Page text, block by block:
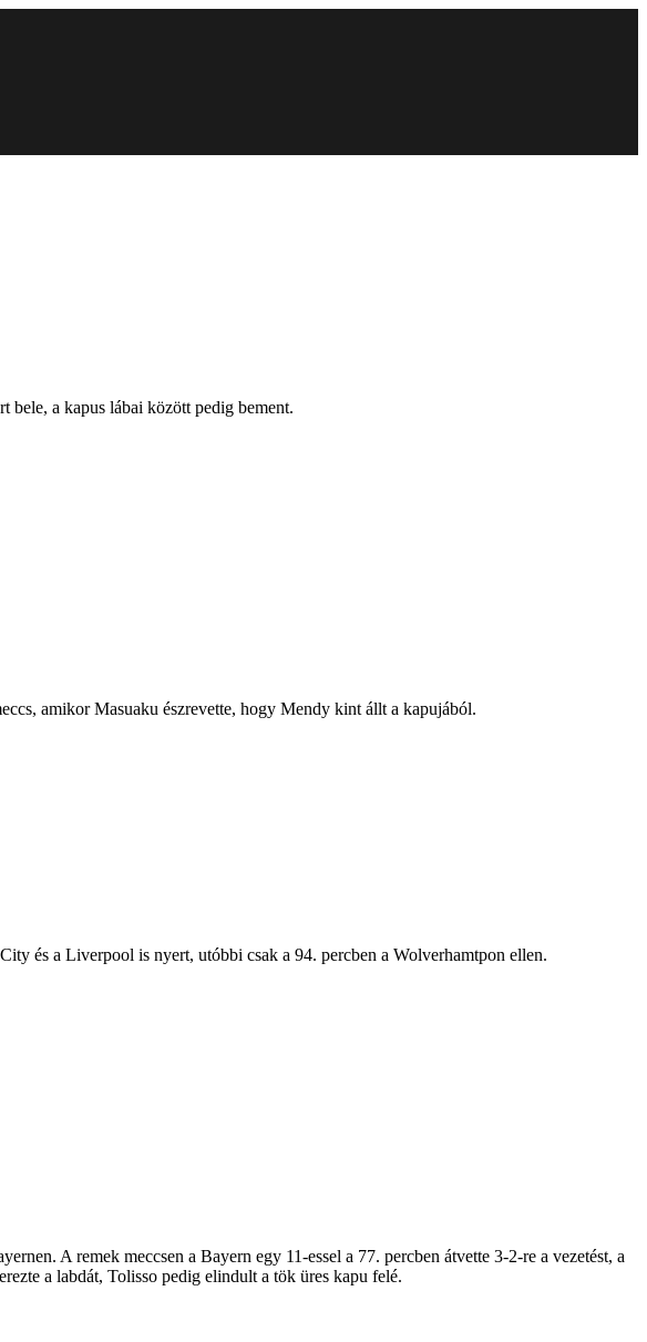
bele, a kapus lábai között pedig bement.
amikor Masuaku észrevette, hogy Mendy kint állt a kapujából.
és a Liverpool is nyert, utóbbi csak a 94. percben a Wolverhamtpon ellen.
A remek meccsen a Bayern egy 11-essel a 77. percben átvette 3-2-re a vezetést, a
a labdát, Tolisso pedig elindult a tök üres kapu felé.